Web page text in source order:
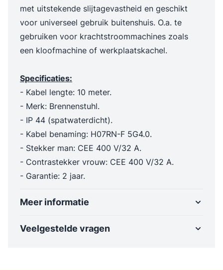
met uitstekende slijtagevastheid en geschikt
voor universeel gebruik buitenshuis. O.a. te
gebruiken voor krachtstroommachines zoals
een kloofmachine of werkplaatskachel.
Specificaties:
- Kabel lengte: 10 meter.
- Merk: Brennenstuhl.
- IP 44 (spatwaterdicht).
- Kabel benaming: H07RN-F 5G4.0.
- Stekker man: CEE 400 V/32 A.
- Contrastekker vrouw: CEE 400 V/32 A.
- Garantie: 2 jaar.
Meer informatie
Veelgestelde vragen